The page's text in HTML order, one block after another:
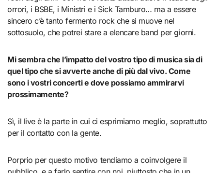
orrori, i BSBE, i Ministri e i Sick Tamburo… ma a essere
sincero c’è tanto fermento rock che si muove nel
sottosuolo, che potrei stare a elencare band per giorni.
Mi sembra che l’impatto del vostro tipo di musica sia di
quel tipo che si avverte anche di più dal vivo. Come
sono i vostri concerti e dove possiamo ammirarvi
prossimamente?
Sì, il live è la parte in cui ci esprimiamo meglio, soprattutto
per il contatto con la gente.
Porprio per questo motivo tendiamo a coinvolgere il